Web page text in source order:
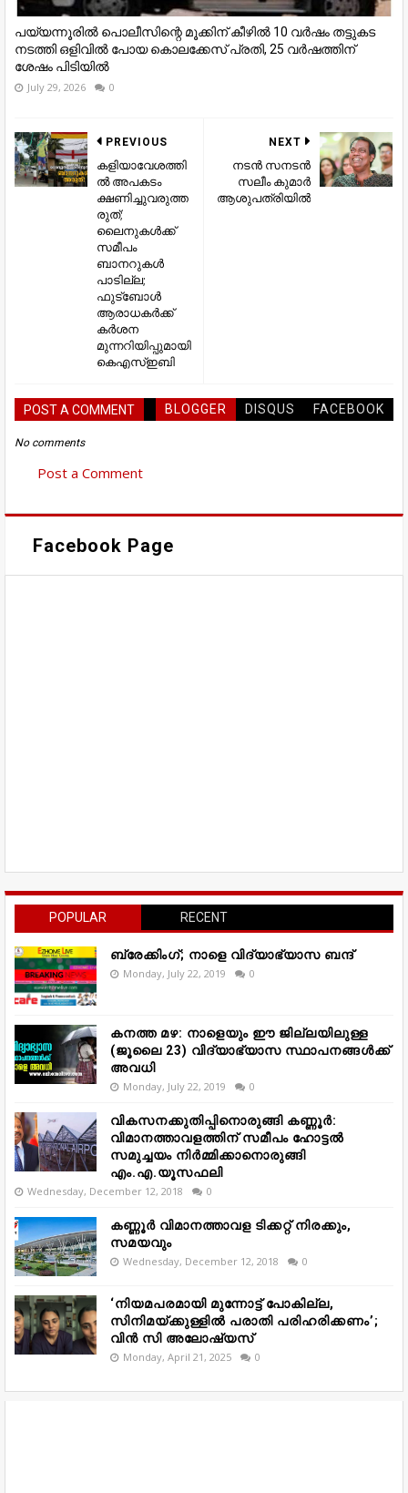
പയ്യന്നൂരില്‍ പൊലീസിന്റെ മൂക്കിന് കീഴില്‍ 10 വര്‍ഷം തട്ടുകട
നടത്തി ഒളിവില്‍ പോയ കൊലക്കേസ് പ്രതി, 25 വര്‍ഷത്തിന്
ശേഷം പിടിയില്‍
July 29, 2026 0
NEXT
നടൻ സനടൻ
സലീം കുമാര്‍
ആശുപത്രിയില്‍
PREVIOUS
കളിയാവേശത്തി
ല്‍ അപകടം
ക്ഷണിച്ചുവരുത്ത
രുത്;
ലൈനുകള്‍ക്ക്
സമീപം
ബാനറുകള്‍
പാടില്ല;
ഫുട്ബോള്‍
ആരാധകര്‍ക്ക്
കര്‍ശന
മുന്നറിയിപ്പുമായി
കെഎസ്‌ഇബി
POST A COMMENT BLOGGER DISQUS FACEBOOK
No comments
Post a Comment
Facebook Page
POPULAR RECENT
ബ്രേക്കിംഗ്; നാളെ വിദ്യാഭ്യാസ ബന്ദ്
Monday, July 22, 2019 0
കനത്ത മഴ: നാളെയും ഈ ജില്ലയിലുള്ള
(ജൂലൈ 23) വിദ്യാഭ്യാസ സ്ഥാപനങ്ങൾക്ക്
അവധി
Monday, July 22, 2019 0
വികസനക്കുതിപ്പിനൊരുങ്ങി കണ്ണൂർ:
വിമാനത്താവളത്തിന് സമീപം ഹോട്ടൽ
സമുച്ചയം നിർമ്മിക്കാനൊരുങ്ങി
എം.എ.യൂസഫലി
Wednesday, December 12, 2018 0
കണ്ണൂർ വിമാനത്താവള ടിക്കറ്റ് നിരക്കും,
സമയവും
Wednesday, December 12, 2018 0
‘നിയമപരമായി മുന്നോട്ട് പോകില്ല,
സിനിമയ്ക്കുള്ളിൽ പരാതി പരിഹരിക്കണം’;
വിൻ സി അലോഷ്യസ്
Monday, April 21, 2025 0